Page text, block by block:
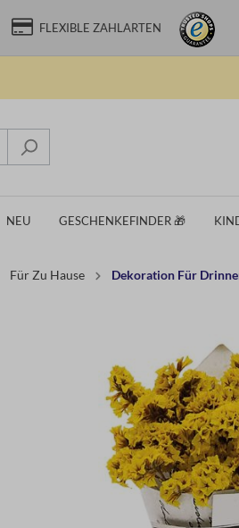
FLEXIBLE ZAHLARTEN
NEU GESCHENKEFINDER 🎁
Für Zu Hause Dekoration Für